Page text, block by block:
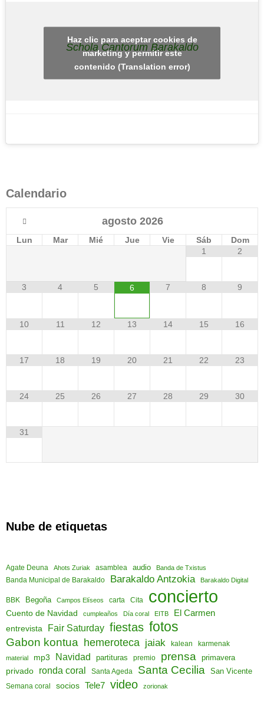
Schola Cantorum Barakaldo
Haz clic para aceptar cookies de
marketing y permitir este
contenido (Translation error)
Calendario
agosto 2026
Lun Mar Mié Jue Vie Sáb
Dom
1
2
3 4 5 6 7 8 9
10 11 12 13 14 15 16
17 18 19 20 21 22 23
24 25 26 27 28 29 30
31
Nube de etiquetas
Agate Deuna Ahots Zuriak asamblea audio
Banda de Txistus
Banda Municipal de Barakaldo
Barakaldo Antzokia Barakaldo Digital
BBK Begoña Campos Elíseos carta Cita concierto
Cuento de Navidad cumpleaños Día coral EITB El Carmen
entrevista Fair Saturday fiestas fotos
Gabon kontua hemeroteca jaiak kalean
karmenak
material
mp3 Navidad partituras premio prensa primavera
privado ronda coral Santa Ageda Santa Cecilia San Vicente
Semana coral socios Tele7 video zorionak